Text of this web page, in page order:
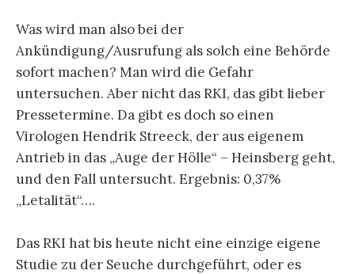
Was wird man also bei der
Ankündigung/Ausrufung als solch eine Behörde
sofort machen? Man wird die Gefahr
untersuchen. Aber nicht das RKI, das gibt lieber
Pressetermine. Da gibt es doch so einen
Virologen Hendrik Streeck, der aus eigenem
Antrieb in das „Auge der Hölle“ – Heinsberg geht,
und den Fall untersucht. Ergebnis: 0,37%
„Letalität“….
Das RKI hat bis heute nicht eine einzige eigene
Studie zu der Seuche durchgeführt, oder es